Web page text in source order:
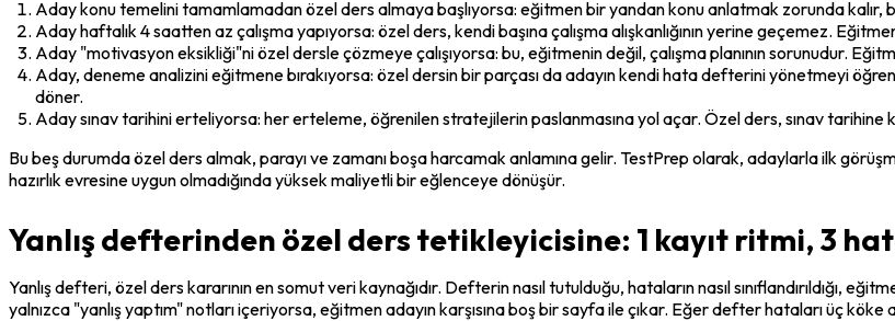
Aday konu temelini tamamlamadan özel ders almaya başlıyorsa: eğitmen bir yandan konu anlatmak zorunda kalır,
Aday haftalık 4 saatten az çalışma yapıyorsa: özel ders, kendi başına çalışma alışkanlığının yerine geçemez.
Aday "motivasyon eksikliği"ni özel dersle çözmeye çalışıyorsa: bu, eğitmenin değil, çalışma planının sorunudur.
Aday, deneme analizini eğitmene bırakıyorsa: özel dersin bir parçası da adayın kendi hata defterini yönetmeyi
döner.
Aday sınav tarihini erteliyorsa: her erteleme, öğrenilen stratejilerin paslanmasına yol açar. Özel ders, sınav
Bu beş durumda özel ders almak, parayı ve zamanı boşa harcamak anlamına gelir. TestPrep olarak, adaylarla ilk
hazırlık evresine uygun olmadığında yüksek maliyetli bir eğlenceye dönüşür.
Yanlış defterinden özel ders tetikleyicisine: 1 kayıt ritmi, 3
Yanlış defteri, özel ders kararının en somut veri kaynağıdır. Defterin nasıl tutulduğu, hataların nasıl sınıflandırıldığı,
yalnızca "yanlış yaptım" notları içeriyorsa, eğitmen adayın karşısına boş bir sayfa ile çıkar. Eğer defter hataları üç